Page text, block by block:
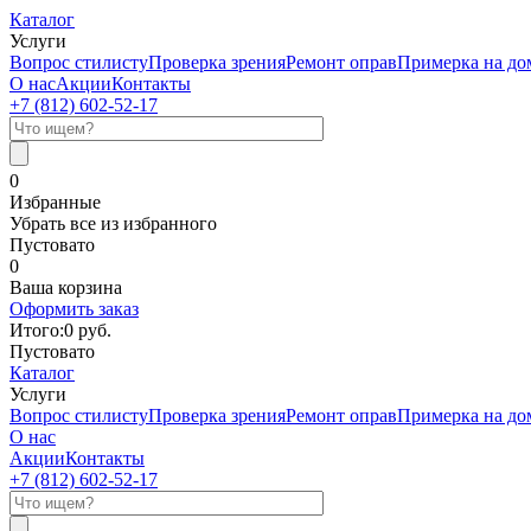
Каталог
Услуги
Вопрос стилистуПроверка зренияРемонт оправПримерка на
О насАкцииКонтакты
+7 (812) 602-52-17
0
Избранные
Убрать все из избранного
Пустовато
0
Ваша корзина
Оформить заказ
Итого:0 руб.
Пустовато
Каталог
Услуги
Вопрос стилистуПроверка зренияРемонт оправПримерка на
О нас
АкцииКонтакты
+7 (812) 602-52-17